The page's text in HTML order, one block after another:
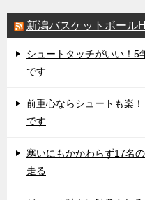
新潟バスケットボール
シュートタッチがいい！5
です
前重心ならシュートも楽
です
寒いにもかかわらず17名
走る